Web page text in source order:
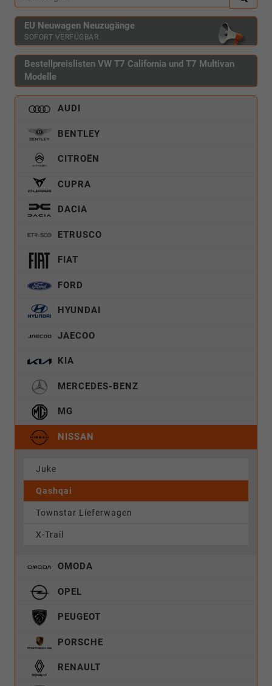
EU Neuwagen Neuzugänge
SOFORT VERFÜGBAR
Bestellpreislisten VW T7 California und T7 Multivan
Modelle
AUDI
BENTLEY
CITROËN
CUPRA
DACIA
ETRUSCO
FIAT
FORD
HYUNDAI
JAECOO
KIA
MERCEDES-BENZ
MG
NISSAN
Juke
Qashqai
Townstar Lieferwagen
X-Trail
OMODA
OPEL
PEUGEOT
PORSCHE
RENAULT